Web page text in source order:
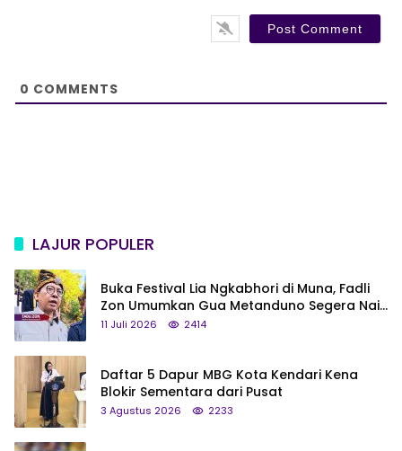
0 COMMENTS
LAJUR POPULER
Buka Festival Lia Ngkabhori di Muna, Fadli
Zon Umumkan Gua Metanduno Segera Naik
Status Jadi Cagar Budaya Nasional
11 Juli 2026 2414
Daftar 5 Dapur MBG Kota Kendari Kena
Blokir Sementara dari Pusat
3 Agustus 2026 2233